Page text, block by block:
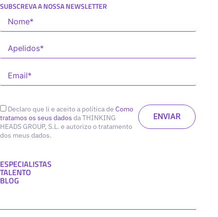
SUBSCREVA A NOSSA NEWSLETTER
Declaro que li e aceito a política de Como
tratamos os seus dados da THINKING
HEADS GROUP, S.L. e autorizo o tratamento
dos meus dados.
ESPECIALISTAS
TALENTO
BLOG